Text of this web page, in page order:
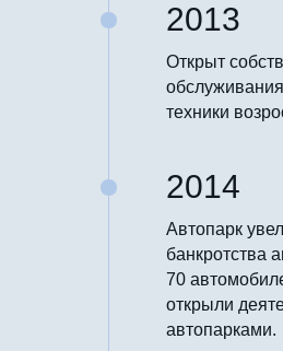
2013
Открыт
техники
2014
Автопарк
банкротства
70
открыли
автопарками.